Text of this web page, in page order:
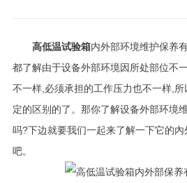
高低温试验箱内外部环境维护保养
都了解由于设备外部环境因所处部位不
不一样,必须承担的工作压力也不一样,
定的区别的了。那你了解设备外部环境
吗?下边就要我们一起来了解一下它的
吧。